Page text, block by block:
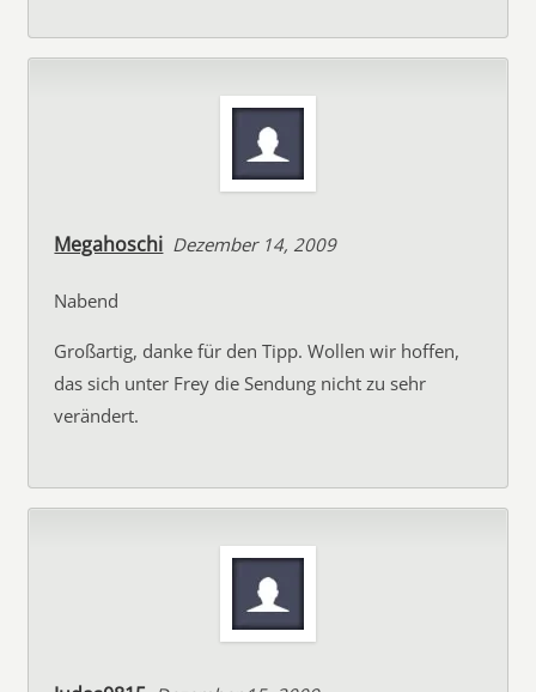
Megahoschi Dezember 14, 2009
Nabend
Großartig, danke für den Tipp. Wollen wir hoffen,
das sich unter Frey die Sendung nicht zu sehr
verändert.